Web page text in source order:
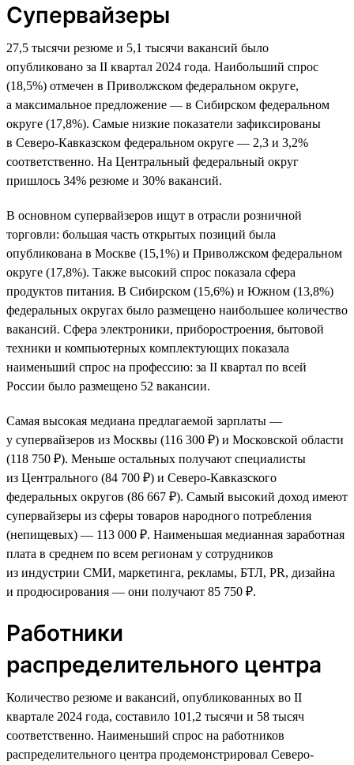
Супервайзеры
27,5 тысячи резюме и 5,1 тысячи вакансий было
опубликовано за II квартал 2024 года. Наибольший спрос
(18,5%) отмечен в Приволжском федеральном округе,
а максимальное предложение — в Сибирском федеральном
округе (17,8%). Самые низкие показатели зафиксированы
в Северо-Кавказском федеральном округе — 2,3 и 3,2%
соответственно. На Центральный федеральный округ
пришлось 34% резюме и 30% вакансий.
В основном супервайзеров ищут в отрасли розничной
торговли: большая часть открытых позиций была
опубликована в Москве (15,1%) и Приволжском федеральном
округе (17,8%). Также высокий спрос показала сфера
продуктов питания. В Сибирском (15,6%) и Южном (13,8%)
федеральных округах было размещено наибольшее количество
вакансий. Сфера электроники, приборостроения, бытовой
техники и компьютерных комплектующих показала
наименьший спрос на профессию: за II квартал по всей
России было размещено 52 вакансии.
Самая высокая медиана предлагаемой зарплаты —
у супервайзеров из Москвы (116 300 ₽) и Московской области
(118 750 ₽). Меньше остальных получают специалисты
из Центрального (84 700 ₽) и Северо-Кавказского
федеральных округов (86 667 ₽). Самый высокий доход имеют
супервайзеры из сферы товаров народного потребления
(непищевых) — 113 000 ₽. Наименьшая медианная заработная
плата в среднем по всем регионам у сотрудников
из индустрии СМИ, маркетинга, рекламы, БТЛ, PR, дизайна
и продюсирования — они получают 85 750 ₽.
Работники
распределительного центра
Количество резюме и вакансий, опубликованных во II
квартале 2024 года, составило 101,2 тысячи и 58 тысяч
соответственно. Наименьший спрос на работников
распределительного центра продемонстрировал Северо-